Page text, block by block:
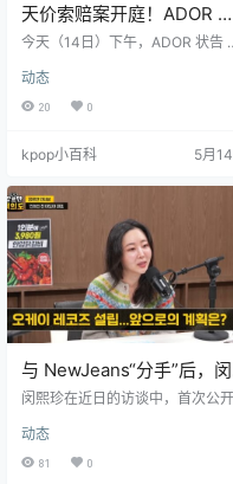
天价索赔案开庭！ADOR 想
拖延被法院驳回，Danielle
今天（14日）下午，ADOR 状告
亿韩元 的大案正式迎来首次法庭辩
论。 有意思的是，ADOR 最近刚换
了律师团队，还想向法院申请延期
lle 的律师此前就痛批 ADOR 这一
的是想通过漫长的官司耗死 Daniell
e，延长她的空白期。ADOR 则辩
“案子太复杂需要时间”。 据悉，…
动态
20 0
kpop小百科 5月
与 NewJeans“分手”后，闵
熙珍官宣要做“儿子妈”！首
闵熙珍在近日的访谈中，首次公开
全新的男子偶像组合，并表示短期
内不会再制作女团。 她透露，自己
新成立的公司 ‘OOAK Records’ 目
动态
81 0